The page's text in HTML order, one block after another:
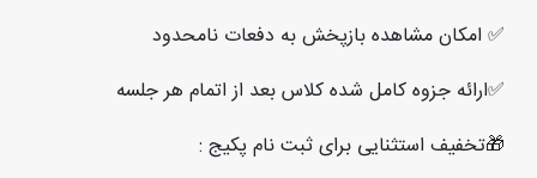
✅ امکان مشاهده بازپخش به دفعات نامحدود
✅ارائه جزوه کامل شده کلاس بعد از اتمام هر جلسه
🎁تخفیف استثنایی برای ثبت نام پکیج :